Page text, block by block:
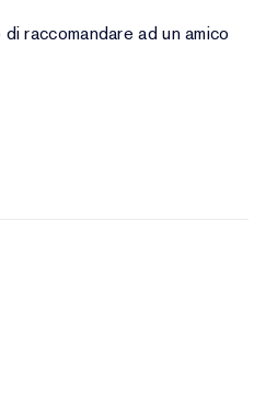
raccomandare ad un amico